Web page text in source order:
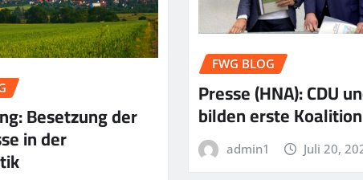
Besetzung der
in der
FWG BLOG
Presse (HNA): CDU
bilden erste Koalition
admin1
Juli 20,